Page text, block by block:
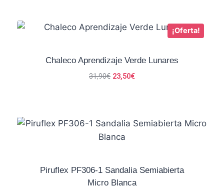
33,90€.25,00€.
¡Oferta!
Chaleco Aprendizaje Verde Lunares
31,90€ El
31,90€.
23,50€El
23,50€.
Piruflex PF306-1 Sandalia Semiabierta
Micro Blanca